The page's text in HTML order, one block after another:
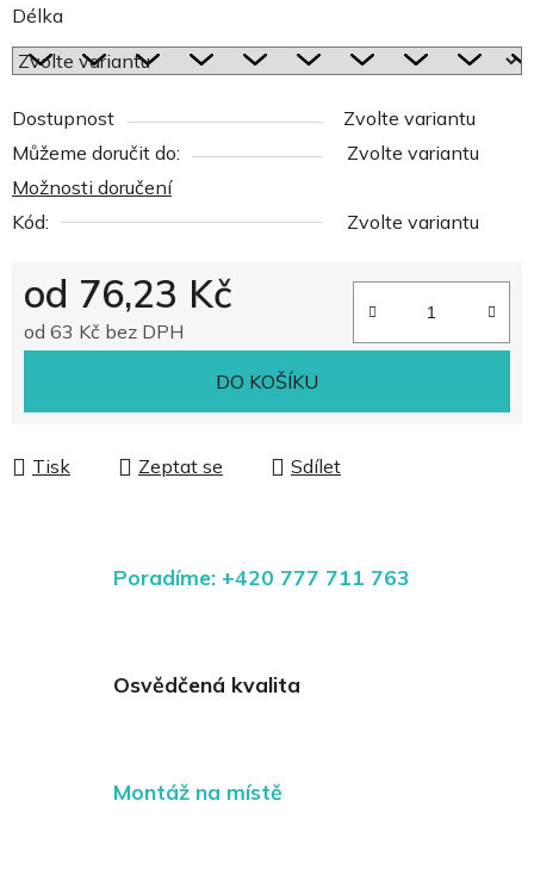
Délka
Dostupnost
Zvolte variantu
Můžeme doručit do:
Zvolte variantu
Možnosti doručení
Kód:
Zvolte variantu
od 76,23 Kč
od 63 Kč bez DPH
DO KOŠÍKU
Tisk Zeptat se Sdílet
Poradíme: +420 777 711 763
Osvědčená kvalita
Montáž na místě